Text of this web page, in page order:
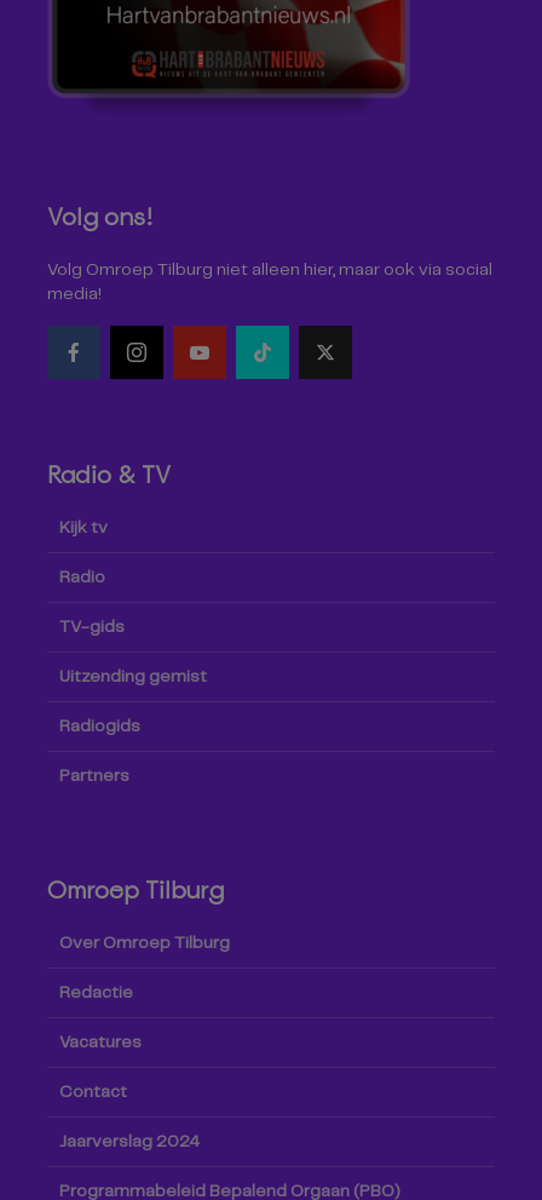
Volg ons!
Volg Omroep Tilburg niet alleen hier, maar ook via social
media!
Radio & TV
Kijk tv
Radio
TV-gids
Uitzending gemist
Radiogids
Partners
Omroep Tilburg
Over Omroep Tilburg
Redactie
Vacatures
Contact
Jaarverslag 2024
Programmabeleid Bepalend Orgaan (PBO)